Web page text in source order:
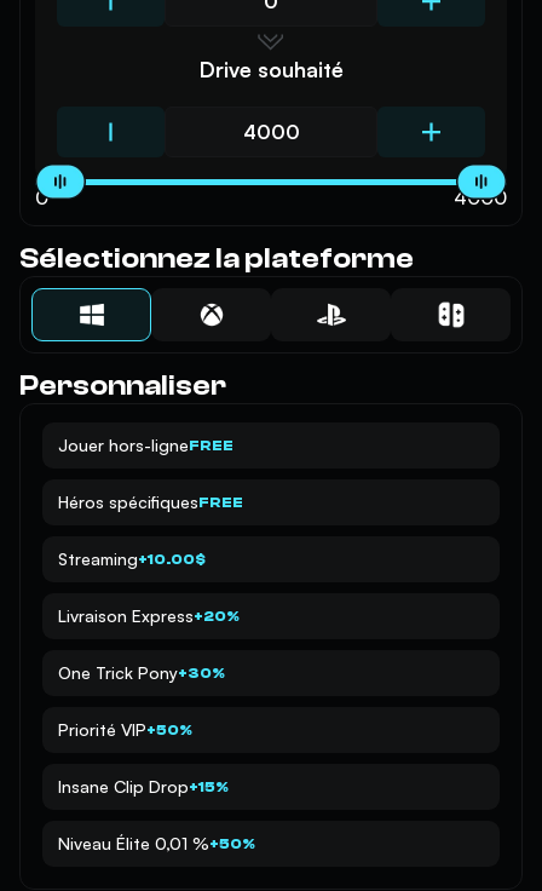
Drive souhaité
0 4000
Sélectionnez la plateforme
Personnaliser
Jouer hors-ligneFREE
Héros spécifiquesFREE
Streaming+10.00$
Livraison Express+20%
One Trick Pony+30%
Priorité VIP+50%
Insane Clip Drop+15%
Niveau Élite 0,01 %+50%